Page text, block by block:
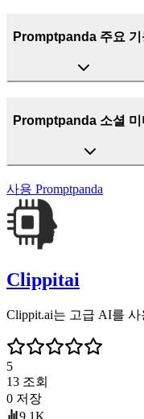
Promptpanda 주요 기
Promptpanda 소셜 미
사용 Promptpanda
Clippitai
Clippit.ai는 고급 AI를
5
13 조회
0 저장
9.1K